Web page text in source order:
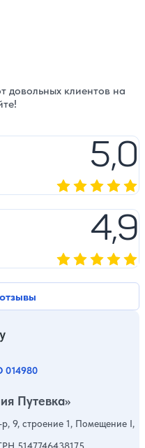
довольных клиентов на
5,0
4,9
014980
Путевка»
9, строение 1, Помещение I,